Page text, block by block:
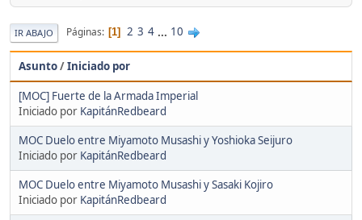
IR ABAJO Páginas 1 2 3 4 ... 10
Asunto/Iniciado por
[MOC] Fuerte de la Armada Imperial
Iniciado por KapitánRedbeard
MOC Duelo entre Miyamoto Musashi y Yoshioka Seijuro
Iniciado por KapitánRedbeard
MOC Duelo entre Miyamoto Musashi y Sasaki Kojiro
Iniciado por KapitánRedbeard